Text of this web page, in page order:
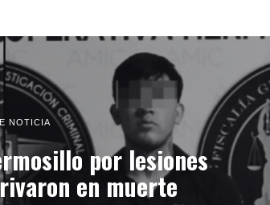
NOTICIA
por lesiones
en muerte